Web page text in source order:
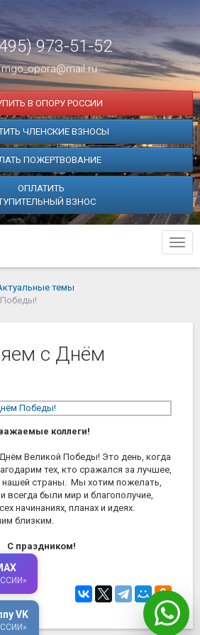
973-51-52
mgo_opora@mail.ru
В ОПОРУ РОССИИ
ЧЛЕНСКИЕ ВЗНОСЫ
ПОЖЕРТВОВАНИЕ
ОПЛАТИТЬ
ВЗНОС
темы
с Днём
коллеги!
Великой Победы! Это день, когда
тех, кто сражался за лучшее,
нашей страны. Мы хотим пожелать,
всегда были мир и благополучие,
начинаниях, планах и идеях.
близким.
С праздником!
VK